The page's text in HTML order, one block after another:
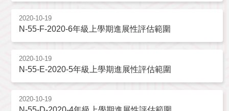
2020-10-19
N-55-F-2020-6年級上學期進展性評估範圍
2020-10-19
N-55-E-2020-5年級上學期進展性評估範圍
2020-10-19